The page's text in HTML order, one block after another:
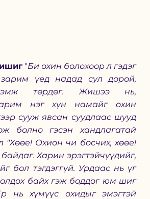
"Би охин болохоор л гэдэг
үед надад сул дорой,
төрдөг. Жишээ нь,
нэг хүн намайг охин
сууж явсан суудлаас шууд
болно гэсэн хандлагатай
"Хөөе! Охион чи босчих, хөөе!
Харин эрэгтэйчүүдийг,
бол тэгдэггүй. Урдаас нь үг
байх гэж боддог юм шиг
нь хүмүүс охидыг эмэгтэй